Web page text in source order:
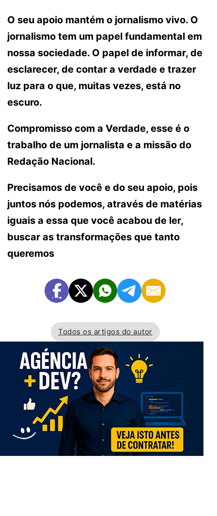
O seu apoio mantém o jornalismo vivo. O
jornalismo tem um papel fundamental em
nossa sociedade. O papel de informar, de
esclarecer, de contar a verdade e trazer
luz para o que, muitas vezes, está no
escuro.
Compromisso com a Verdade, esse é o
trabalho de um jornalista e a missão do
Redação Nacional.
Precisamos de você e do seu apoio, pois
juntos nós podemos, através de matérias
iguais a essa que você acabou de ler,
buscar as transformações que tanto
queremos
Todos os artigos do autor